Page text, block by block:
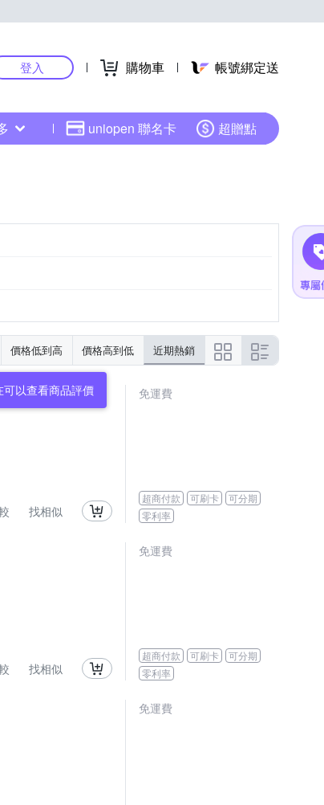
登入 購物車 帳號綁定送
uniopen 聯名卡 超贈點
價格低到高 價格高到低 近期熱銷
可以查看商品評價
找相似
免運費
超商付款 可刷卡
可分期
零利率
找相似
免運費
超商付款 可刷卡
可分期
零利率
免運費